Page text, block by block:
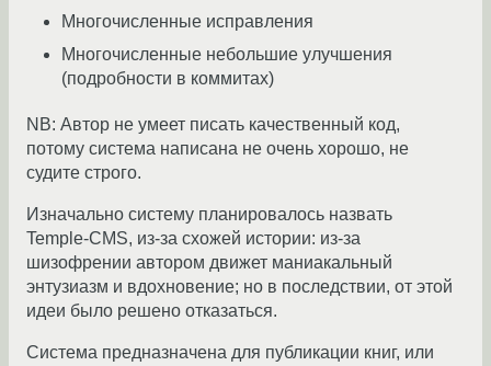
Многочисленные исправления
Многочисленные небольшие улучшения
(подробности в коммитах)
NB: Автор не умеет писать качественный код,
потому система написана не очень хорошо, не
судите строго.
Изначально систему планировалось назвать
Temple-CMS, из-за схожей истории: из-за
шизофрении автором движет маниакальный
энтузиазм и вдохновение; но в последствии, от этой
идеи было решено отказаться.
Система предназначена для публикации книг, или